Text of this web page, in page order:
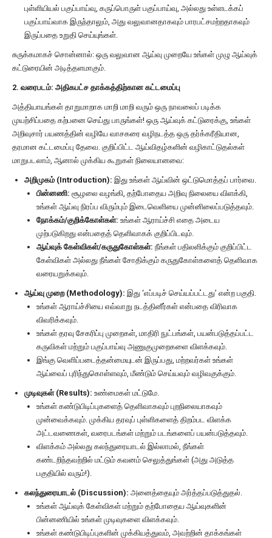
புள்ளியியல் பகுப்பாய்வு, கருப்பொருள் பகுப்பாய்வு, அல்லது உள்ளடக்கப்
பகுப்பாய்வாக இருந்தாலும், அது வலுவானதாகவும் பாரபட்சமற்றதாகவும்
இருப்பதை உறுதி செய்யுங்கள்.
சுருக்கமாகச் சொன்னால்: ஒரு வலுவான ஆய்வு முறையே உங்கள் முழு ஆய்வுக்
கட்டுரையின் அடித்தளமாகும்.
2. வரைபடம்: அதிகபட்ச தாக்கத்திற்கான கட்டமைப்பு
அத்தியாயங்கள் தாறுமாறாக மாறி மாறி வரும் ஒரு நாவலைப் படிக்க
முயற்சிப்பதை கற்பனை செய்து பாருங்கள்! ஒரு ஆய்வுக் கட்டுரைக்கு, உங்கள்
அறிவுசார் பயணத்தின் வழியே வாசகரை வழிநடத்த ஒரு தர்க்கரீதியான,
தரமான கட்டமைப்பு தேவை. குறிப்பிட்ட ஆய்விதழ்களின் வழிகாட்டுதல்கள்
மாறுபடலாம், ஆனால் முக்கிய கூறுகள் நிலையானவை:
அறிமுகம் (Introduction): இது உங்கள் ஆய்வின் ஒட்டுமொத்தப் பார்வை.
பின்னணி: சூழலை வழங்கி, தற்போதைய அறிவு நிலையை விளக்கி,
உங்கள் ஆய்வு நிரப்ப விரும்பும் இடைவெளியை முன்னிலைப்படுத்தவும்.
நோக்கம்/குறிக்கோள்கள்: உங்கள் ஆராய்ச்சி எதை அடைய
முற்படுகிறது என்பதைத் தெளிவாகக் குறிப்பிடவும்.
ஆய்வுக் கேள்விகள்/கருதுகோள்கள்: நீங்கள் பதிலளிக்கும் குறிப்பிட்ட
கேள்விகள் அல்லது நீங்கள் சோதிக்கும் கருதுகோள்களைத் தெளிவாக
வரையறுக்கவும்.
ஆய்வு முறை (Methodology): இது ‘எப்படிச் செய்யப்பட்டது’ என்ற பகுதி.
உங்கள் ஆராய்ச்சியை எவ்வாறு நடத்தினீர்கள் என்பதை விரிவாக
விவரிக்கவும்.
உங்கள் தரவு சேகரிப்பு முறைகள், மாதிரி நுட்பங்கள், பயன்படுத்தப்பட்ட
கருவிகள் மற்றும் பகுப்பாய்வு அணுகுமுறைகளை விளக்கவும்.
இங்கு வெளிப்படைத்தன்மையுடன் இருப்பது, மற்றவர்கள் உங்கள்
ஆய்வைப் புரிந்துகொள்ளவும், மீண்டும் செய்யவும் வழிவகுக்கும்.
முடிவுகள் (Results): உண்மைகள் மட்டுமே.
உங்கள் கண்டுபிடிப்புகளைத் தெளிவாகவும் புறநிலையாகவும்
முன்வைக்கவும். முக்கிய தரவுப் புள்ளிகளைத் திறம்பட விளக்க
அட்டவணைகள், வரைபடங்கள் மற்றும் படங்களைப் பயன்படுத்தவும்.
விளக்கம் அல்லது கலந்துரையாடல் இல்லாமல், நீங்கள்
கண்டறிந்தவற்றில் மட்டும் கவனம் செலுத்துங்கள் (அது அடுத்த
பகுதியில் வரும்!).
கலந்துரையாடல் (Discussion): அனைத்தையும் அர்த்தப்படுத்துதல்.
உங்கள் ஆய்வுக் கேள்விகள் மற்றும் தற்போதைய ஆய்வுகளின்
பின்னணியில் உங்கள் முடிவுகளை விளக்கவும்.
உங்கள் கண்டுபிடிப்புகளின் முக்கியத்துவம், அவற்றின் தாக்கங்கள்